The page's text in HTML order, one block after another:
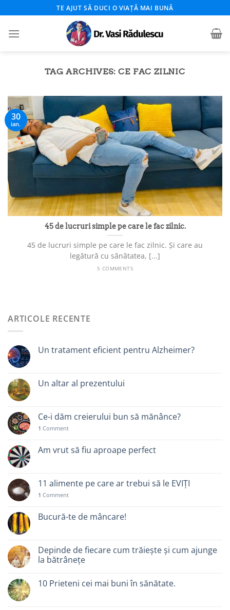
to
content
TE AJUT SĂ DUCI O VIAȚĂ MAI BUNĂ
TAG ARCHIVES:CE FAC ZILNIC
45 de lucruri simple pe care le fac zilnic.
45 de lucruri simple pe care le fac zilnic. Și care au
legătură cu sănătatea, [...]
5 COMMENTS
30
ian.
ARTICOLE RECENTE
Un tratament eficient pentru Alzheimer?
Un altar al prezentului
Ce-i dăm creierului bun să mănânce?
1 Comment
Am vrut să fiu aproape perfect
11 alimente pe care ar trebui să le EVIȚI
1 Comment
Bucură-te de mâncare!
Depinde de fiecare cum trăiește și cum ajunge
la bătrânețe
10 Prieteni cei mai buni în sănătate.